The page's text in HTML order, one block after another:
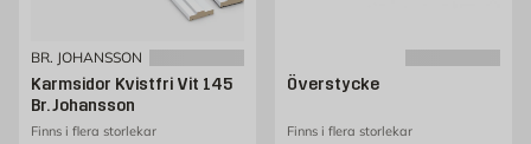
BR. JOHANSSON
Karmsidor Kvistfri Vit 145
Br. Johansson
Finns i flera storlekar
Överstycke
Finns i flera storlekar